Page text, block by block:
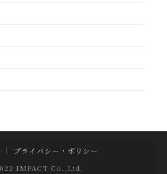
｜ プライバシー・ポリシー
IMPACT Co.,Ltd.